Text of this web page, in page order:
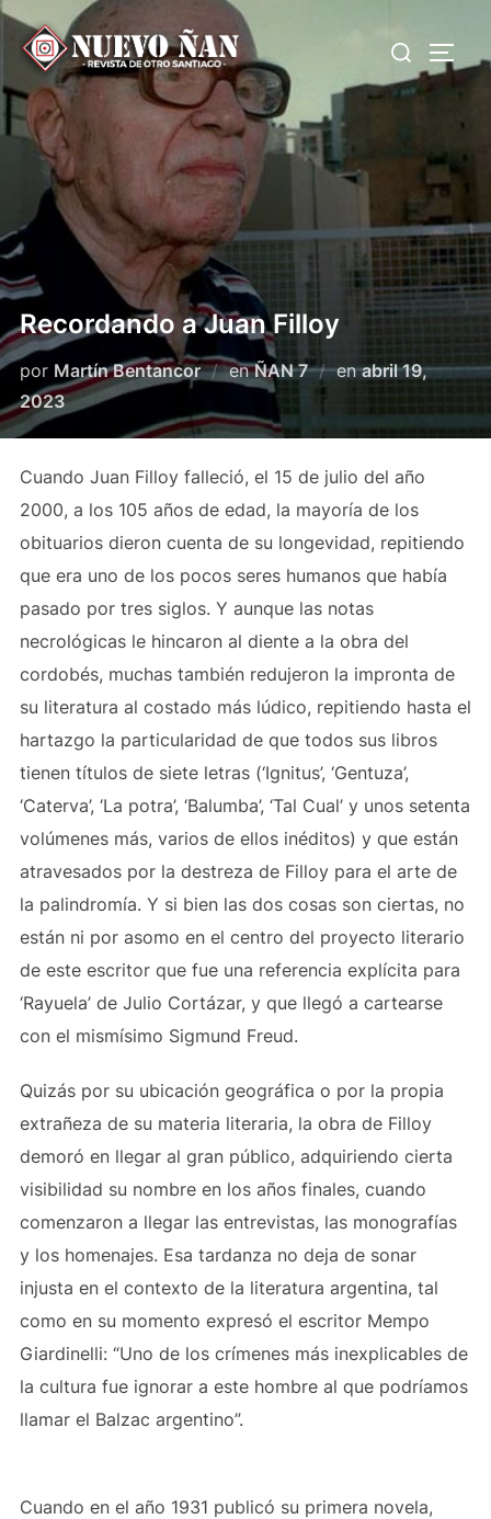
Saltar
contenido
Buscar:
Recordando a Juan Filloy
por Martín Bentancor enÑAN 7 enPublicado
abril 19,
2023
Cuando Juan Filloy falleció, el 15 de julio del año
2000, a los 105 años de edad, la mayoría de los
obituarios dieron cuenta de su longevidad, repitiendo
que era uno de los pocos seres humanos que había
pasado por tres siglos. Y aunque las notas
necrológicas le hincaron al diente a la obra del
cordobés, muchas también redujeron la impronta de
su literatura al costado más lúdico, repitiendo hasta el
hartazgo la particularidad de que todos sus libros
tienen títulos de siete letras (‘Ignitus’, ‘Gentuza’,
‘Caterva’, ‘La potra’, ‘Balumba’, ‘Tal Cual’ y unos setenta
volúmenes más, varios de ellos inéditos) y que están
atravesados por la destreza de Filloy para el arte de
la palindromía. Y si bien las dos cosas son ciertas, no
están ni por asomo en el centro del proyecto literario
de este escritor que fue una referencia explícita para
‘Rayuela’ de Julio Cortázar, y que llegó a cartearse
con el mismísimo Sigmund Freud.
Quizás por su ubicación geográfica o por la propia
extrañeza de su materia literaria, la obra de Filloy
demoró en llegar al gran público, adquiriendo cierta
visibilidad su nombre en los años finales, cuando
comenzaron a llegar las entrevistas, las monografías
y los homenajes. Esa tardanza no deja de sonar
injusta en el contexto de la literatura argentina, tal
como en su momento expresó el escritor Mempo
Giardinelli: “Uno de los crímenes más inexplicables de
la cultura fue ignorar a este hombre al que podríamos
llamar el Balzac argentino”.
Cuando en el año 1931 publicó su primera novela,